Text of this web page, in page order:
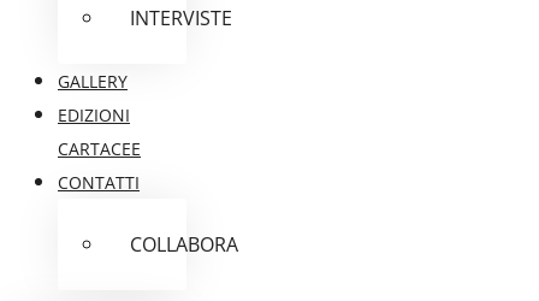
INTERVISTE
GALLERY
EDIZIONI
CARTACEE
CONTATTI
COLLABORA